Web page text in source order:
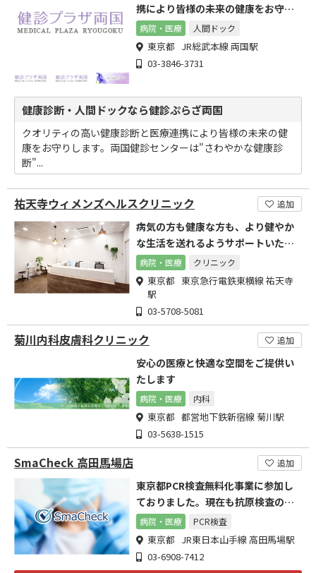
携により皆様の未来の健康をお守り
します。
病院・医療 人間ドック
東京都 JR総武本線 両国駅
03-3846-3731
健康診断・人間ドックなら健診ぷらざ両国
クオリティの高い健康診断と医療連携により皆様の未来の健
康をお守りします。両国健診センターは"さわやかな健康診
断"...
祐天寺ウィメンズヘルスクリニック 追加
病気の方も健康な方も、より健やか
な生活を送れるようサポートいたし
ます
病院・医療 クリニック
東京都 東京急行電鉄東横線 祐天寺
駅
03-5708-5081
菊川内科皮膚科クリニック 追加
安心の医療と快適な空間をご提供い
たします
病院・医療 内科
東京都 都営地下鉄新宿線 菊川駅
03-5638-1515
SmaCheck 高田馬場店 追加
東京都PCR検査無料化事業に参加し
ておりました。現在も抗原検査の受
付をしております。
病院・医療 PCR検査
東京都 JR東日本山手線 高田馬場駅
03-6908-7412